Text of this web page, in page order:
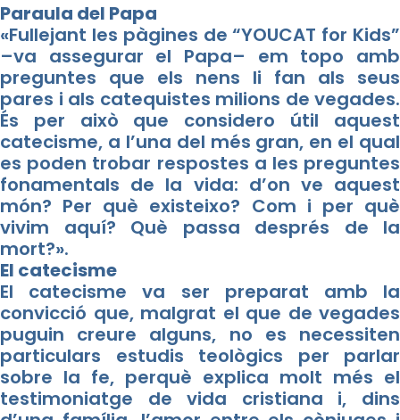
Paraula del Papa
«Fullejant les pàgines de “YOUCAT for Kids”
–va assegurar el Papa– em topo amb
preguntes que els nens li fan als seus
pares i als catequistes milions de vegades.
És per això que considero útil aquest
catecisme, a l’una del més gran, en el qual
es poden trobar respostes a les preguntes
fonamentals de la vida: d’on ve aquest
món? Per què existeixo? Com i per què
vivim aquí? Què passa després de la
mort?».
El catecisme
El catecisme va ser preparat amb la
convicció que, malgrat el que de vegades
puguin creure alguns, no es necessiten
particulars estudis teològics per parlar
sobre la fe, perquè explica molt més el
testimoniatge de vida cristiana i, dins